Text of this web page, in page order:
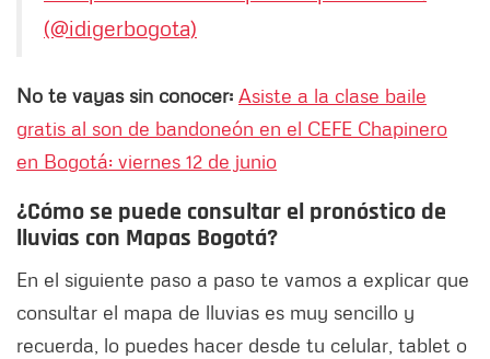
(@idigerbogota)
No te vayas sin conocer: Asiste a la clase baile
gratis al son de bandoneón en el CEFE Chapinero
en Bogotá: viernes 12 de junio
¿Cómo se puede consultar el pronóstico de
lluvias con Mapas Bogotá?
En el siguiente paso a paso te vamos a explicar que
consultar el mapa de lluvias es muy sencillo y
recuerda, lo puedes hacer desde tu celular, tablet o